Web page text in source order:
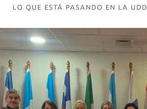
LO QUE ESTÁ PASANDO EN LA UDD